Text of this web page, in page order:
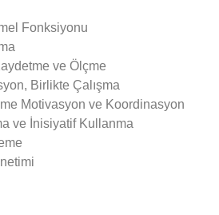
Fonksiyonu
ve Ölçme
Birlikte Çalışma
Motivasyon ve Koordinasyon
ve İnisiyatif Kullanma